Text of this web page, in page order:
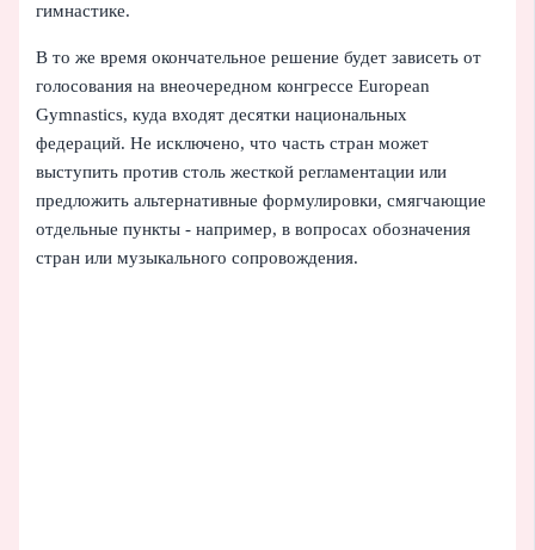
гимнастике.
В то же время окончательное решение будет зависеть от
голосования на внеочередном конгрессе European
Gymnastics, куда входят десятки национальных
федераций. Не исключено, что часть стран может
выступить против столь жесткой регламентации или
предложить альтернативные формулировки, смягчающие
отдельные пункты - например, в вопросах обозначения
стран или музыкального сопровождения.